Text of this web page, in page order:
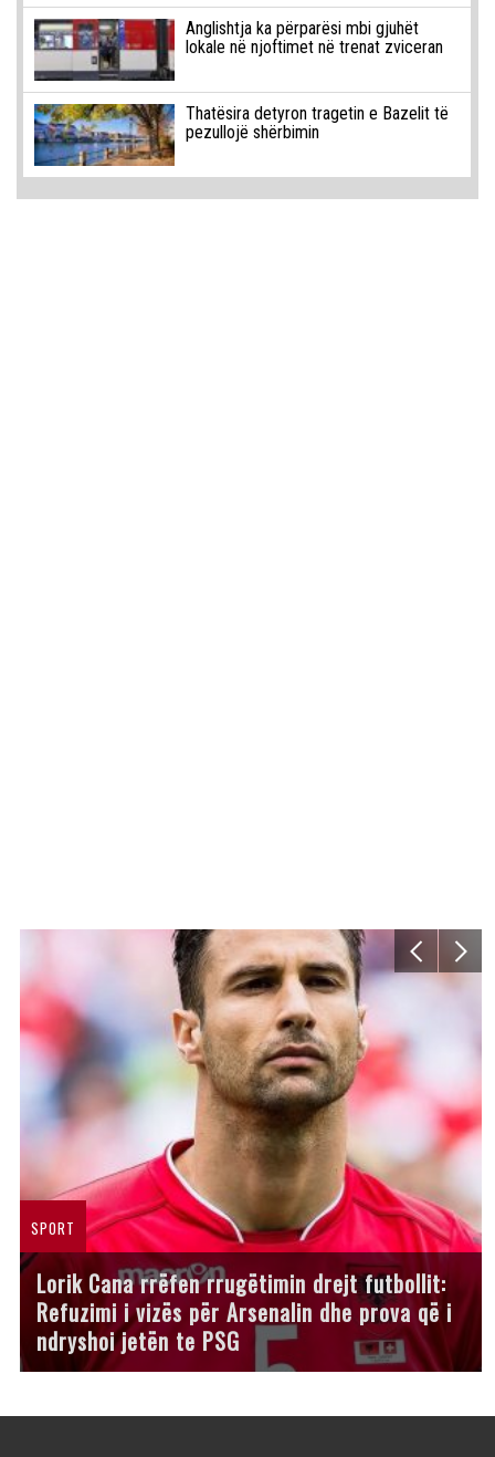
Anglishtja ka përparësi mbi gjuhët
lokale në njoftimet në trenat zviceran
Thatësira detyron tragetin e Bazelit të
pezullojë shërbimin
SPORT
Lorik Cana rrëfen rrugëtimin drejt futbollit:
Refuzimi i vizës për Arsenalin dhe prova që i
ndryshoi jetën te PSG